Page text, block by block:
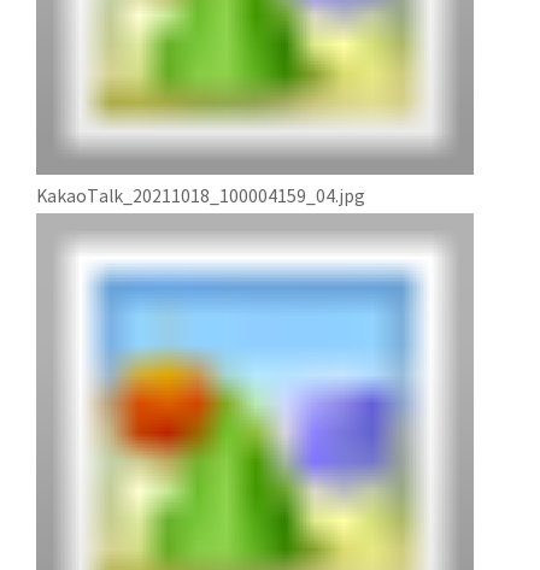
KakaoTalk_20211018_100004159_04.jpg